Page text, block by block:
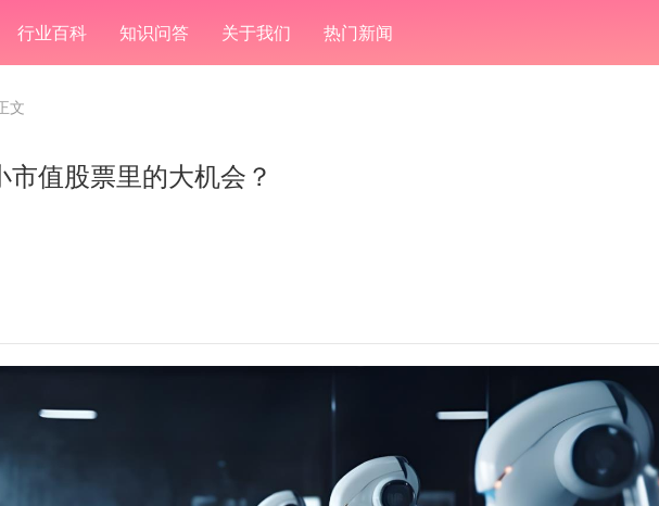
行业百科 知识问答 关于我们 热门新闻
文
值股票里的大机会？